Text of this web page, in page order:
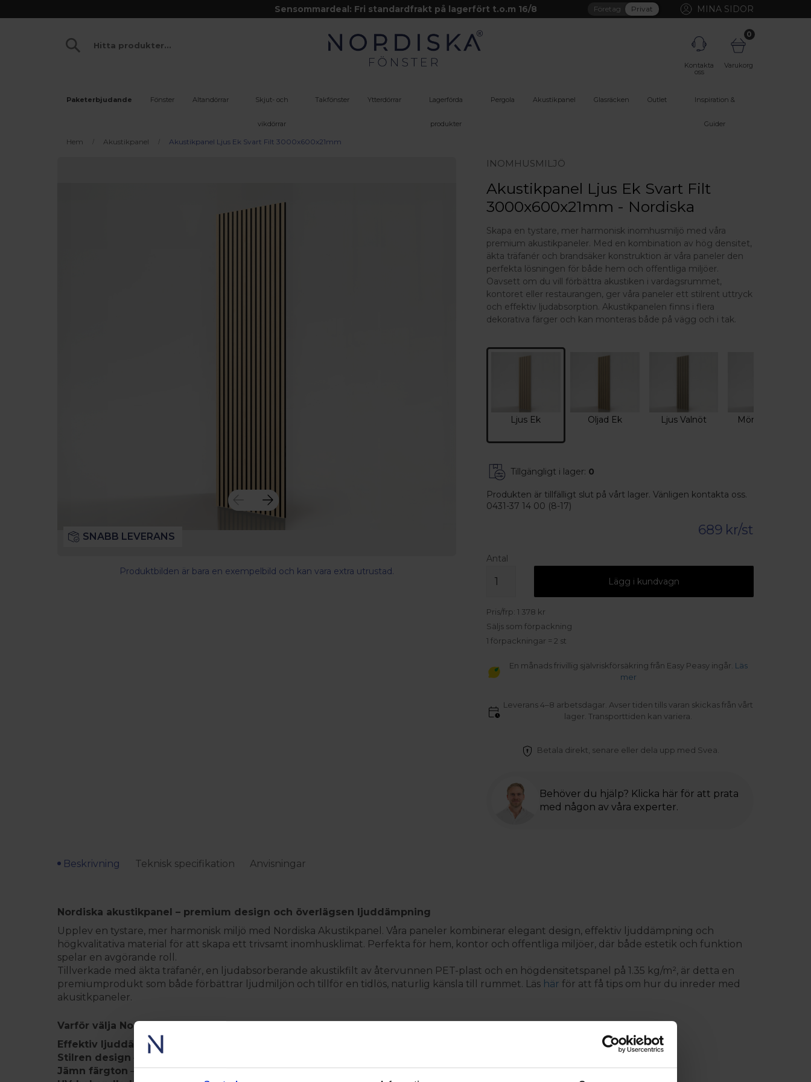
Sensommardeal: Fri standardfrakt på lagerfört t.o.m 16/8 Företag Privat MINA SIDOR
Kontakta
oss
0
Varukorg
Paketerbjudande Fönster Altandörrar Skjut- och
vikdörrar
Takfönster Ytterdörrar Lagerförda
produkter
Pergola Akustikpanel Glasräcken Outlet Inspiration &
Guider
Hem Akustikpanel Akustikpanel Ljus Ek Svart Filt 3000x600x21mm
SNABB LEVERANS
Produktbilden är bara en exempelbild och kan vara extra utrustad.
INOMHUSMILJÖ
Akustikpanel Ljus Ek Svart Filt
3000x600x21mm - Nordiska
Skapa en tystare, mer harmonisk inomhusmiljö med våra
premium akustikpaneler. Med en kombination av hög densitet,
äkta träfanér och brandsäker konstruktion är våra paneler den
perfekta lösningen för både hem och offentliga miljöer.
Oavsett om du vill förbättra akustiken i vardagsrummet,
kontoret eller restaurangen, ger våra paneler ett stilrent uttryck
och effektiv ljudabsorption. Akustikpanelen finns i flera
dekorativa färger och kan monteras både på vägg och i tak.
Ljus Ek Oljad Ek Ljus Valnöt Mörk Valnöt
Tillgängligt i lager: 0
Produkten är tillfälligt slut på vårt lager. Vänligen kontakta oss.
0431-37 14 00 (8-17)
689 kr/st
Antal
Lägg i kundvagn
Pris/frp: 1 378 kr
Säljs som förpackning
1 förpackningar = 2 st
En månads frivillig självriskförsäkring från Easy Peasy ingår. Läs
mer
Leverans 4–8 arbetsdagar. Avser tiden tills varan skickas från vårt
lager. Transporttiden kan variera.
Betala direkt, senare eller dela upp med Svea.
Behöver du hjälp? Klicka här för att prata
med någon av våra experter.
Beskrivning Teknisk specifikation Anvisningar
Nordiska akustikpanel – premium design och överlägsen ljuddämpning
Upplev en tystare, mer harmonisk miljö med Nordiska Akustikpanel. Våra paneler kombinerar elegant design, effektiv ljuddämpning och
högkvalitativa material för att skapa ett trivsamt inomhusklimat. Perfekta för hem, kontor och offentliga miljöer, där både estetik och funktion
spelar en avgörande roll.
Tillverkade med äkta träfanér, en ljudabsorberande akustikfilt av återvunnen PET-plast och en högdensitetspanel på 1.35 kg/m², är detta en
premiumprodukt som både förbättrar ljudmiljön och tillför en tidlös, naturlig känsla till rummet. Läs här för att få tips om hur du inreder med
akusitkpaneler.
Varför välja Nordiska Akustikpaneler?
Effektiv ljuddämpning
Stilren design – äkta träfanér i flera färger för en exklusiv känsla
Jämn färgton – noggrant utvalt fanér för enhetlig finish över tid